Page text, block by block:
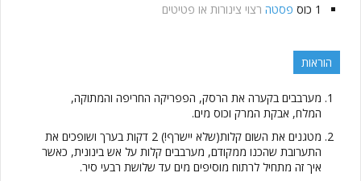
1 כוס פסטה רצוי צינורות או פטיטים
הוראות
מערבבים בקערה את הרסק, הפפריקה החריפה והמתוקה,
המלח, אבקת המרק וכוס מים.
מטגנים את השום קלות(שלא יישרף!) 2 דקות בערך ושופכים את
התערובת שהכנו ממקודם, מערבבים קלות על אש בינונית, כאשר
איך זה מתחיל לרתוח מוסיפים מים עד שלושת רבעי סיר.